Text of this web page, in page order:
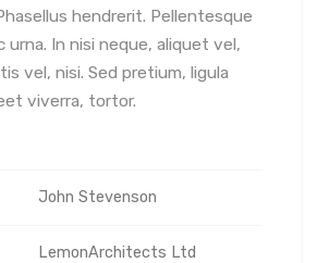
hendrerit. Pellentesque
urna. In nisi neque, aliquet vel,
vel, nisi. Sed pretium, ligula
viverra, tortor.
John Stevenson
LemonArchitects Ltd